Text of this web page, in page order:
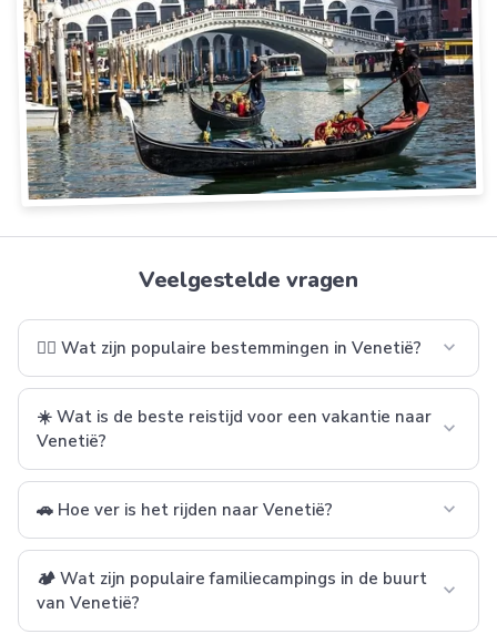
Veelgestelde vragen
🚣‍♂️ Wat zijn populaire bestemmingen in Venetië? expand_more
☀️ Wat is de beste reistijd voor een vakantie naar
Venetië?
expand_more
🚗 Hoe ver is het rijden naar Venetië? expand_more
🏕️ Wat zijn populaire familiecampings in de buurt
van Venetië?
expand_more